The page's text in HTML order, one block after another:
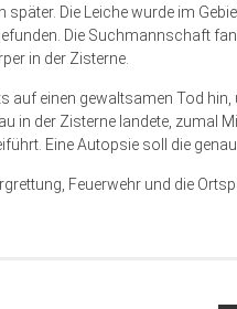
Die Leiche wurde im
Die Suchmannschaft
in der Zisterne.
auf einen gewaltsamen Tod
in der Zisterne landete, zumal
Eine Autopsie soll die
Feuerwehr und die